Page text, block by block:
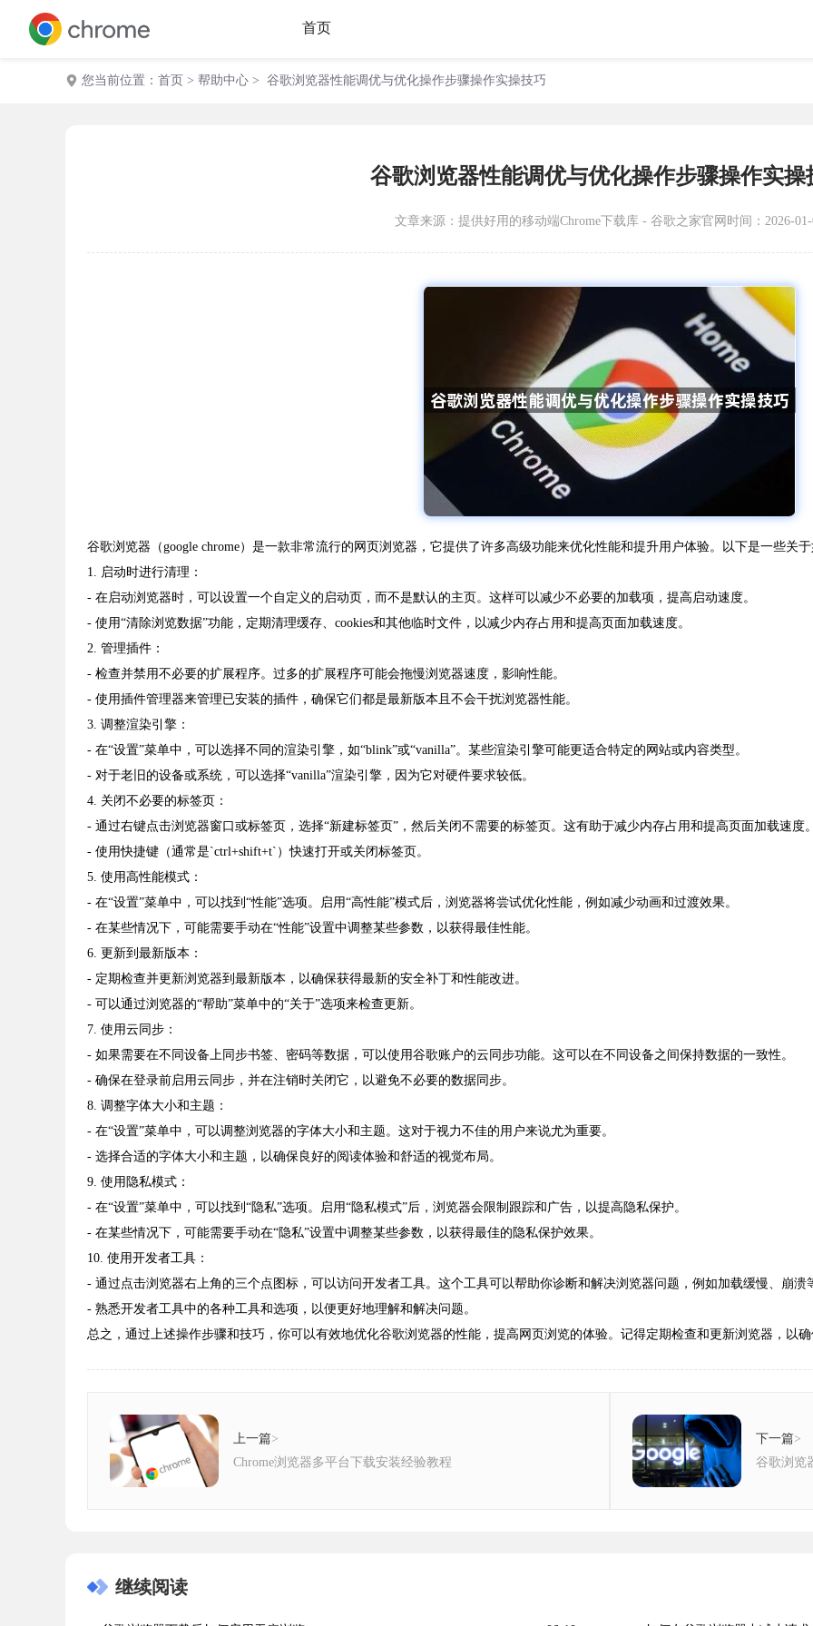
首页
您当前位置： 首页 > 帮助中心 > 谷歌浏览器性能调优与优化操作步骤操作实操技巧
谷歌浏览器性能调优与优化操作步骤操作实操
文章来源： 提供好用的移动端Chrome下载库 - 谷歌之家官网 时间：2026-
谷歌浏览器（google chrome）是一款非常流行的网页浏览器，它提供了许多高级功能来优化性能和提升用户体验。以下是一些关
1. 启动时进行清理：
- 在启动浏览器时，可以设置一个自定义的启动页，而不是默认的主页。这样可以减少不必要的加载项，提高启动速度。
- 使用“清除浏览数据”功能，定期清理缓存、cookies和其他临时文件，以减少内存占用和提高页面加载速度。
2. 管理插件：
- 检查并禁用不必要的扩展程序。过多的扩展程序可能会拖慢浏览器速度，影响性能。
- 使用插件管理器来管理已安装的插件，确保它们都是最新版本且不会干扰浏览器性能。
3. 调整渲染引擎：
- 在“设置”菜单中，可以选择不同的渲染引擎，如“blink”或“vanilla”。某些渲染引擎可能更适合特定的网站或内容类型。
- 对于老旧的设备或系统，可以选择“vanilla”渲染引擎，因为它对硬件要求较低。
4. 关闭不必要的标签页：
- 通过右键点击浏览器窗口或标签页，选择“新建标签页”，然后关闭不需要的标签页。这有助于减少内存占用和提高页面加载速度
- 使用快捷键（通常是`ctrl+shift+t`）快速打开或关闭标签页。
5. 使用高性能模式：
- 在“设置”菜单中，可以找到“性能”选项。启用“高性能”模式后，浏览器将尝试优化性能，例如减少动画和过渡效果。
- 在某些情况下，可能需要手动在“性能”设置中调整某些参数，以获得最佳性能。
6. 更新到最新版本：
- 定期检查并更新浏览器到最新版本，以确保获得最新的安全补丁和性能改进。
- 可以通过浏览器的“帮助”菜单中的“关于”选项来检查更新。
7. 使用云同步：
- 如果需要在不同设备上同步书签、密码等数据，可以使用谷歌账户的云同步功能。这可以在不同设备之间保持数据的一致性。
- 确保在登录前启用云同步，并在注销时关闭它，以避免不必要的数据同步。
8. 调整字体大小和主题：
- 在“设置”菜单中，可以调整浏览器的字体大小和主题。这对于视力不佳的用户来说尤为重要。
- 选择合适的字体大小和主题，以确保良好的阅读体验和舒适的视觉布局。
9. 使用隐私模式：
- 在“设置”菜单中，可以找到“隐私”选项。启用“隐私模式”后，浏览器会限制跟踪和广告，以提高隐私保护。
- 在某些情况下，可能需要手动在“隐私”设置中调整某些参数，以获得最佳的隐私保护效果。
10. 使用开发者工具：
- 通过点击浏览器右上角的三个点图标，可以访问开发者工具。这个工具可以帮助你诊断和解决浏览器问题，例如加载缓慢、崩溃
- 熟悉开发者工具中的各种工具和选项，以便更好地理解和解决问题。
总之，通过上述操作步骤和技巧，你可以有效地优化谷歌浏览器的性能，提高网页浏览的体验。记得定期检查和更新浏览器，以
上一篇>
Chrome浏览器多平台下载安装经验教程
下一篇>
谷歌浏览
继续阅读